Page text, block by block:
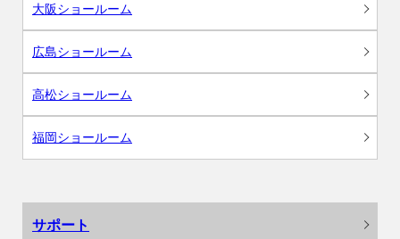
大阪ショールーム
広島ショールーム
高松ショールーム
福岡ショールーム
サポート